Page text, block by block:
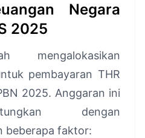
Negara
2025
mengalokasikan
pembayaran THR
2025. Anggaran ini
dengan
beberapa faktor: